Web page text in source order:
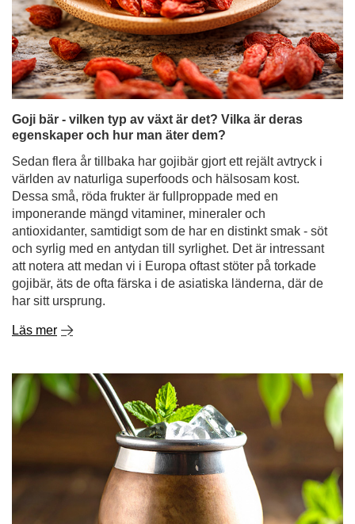
Goji bär - vilken typ av växt är det? Vilka är deras
egenskaper och hur man äter dem?
Sedan flera år tillbaka har gojibär gjort ett rejält avtryck i
världen av naturliga superfoods och hälsosam kost.
imponerande mängd vitaminer, mineraler och
antioxidanter, samtidigt som de har en distinkt smak - söt
och syrlig med en antydan till syrlighet. Det är intressant
att notera att medan vi i Europa oftast stöter på torkade
gojibär, äts de ofta färska i de asiatiska länderna, där de
har sitt ursprung.
Läs mer
Tereré - vårt sätt att bekämpa värmen!